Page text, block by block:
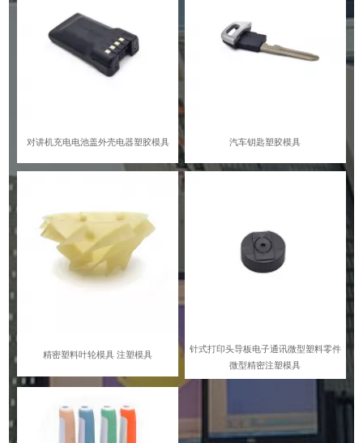
对讲机充电电池盖外壳电器塑胶模具 汽车钥匙塑胶模具
精密塑料叶轮模具 注塑模具
针式打印头导板电子通讯微型塑料零件
微型精密注塑模具